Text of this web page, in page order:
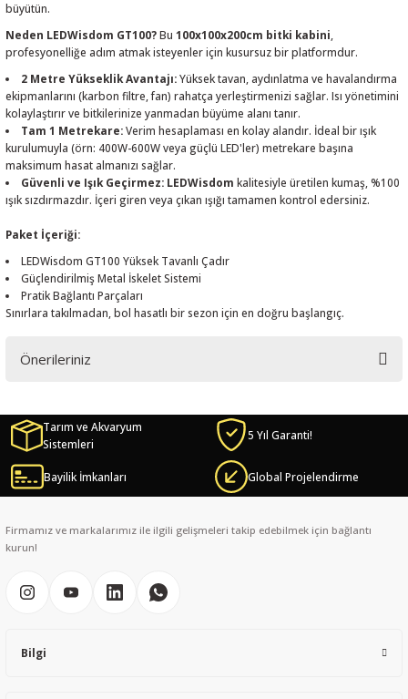
büyütün.
Neden LEDWisdom GT100?Bu 100x100x200cm bitki kabini
profesyonelliğe adım atmak isteyenler için kusursuz bir platformdur.
2 Metre Yükseklik Avantajı:Yüksek tavan, aydınlatma ve havalandırma
ekipmanlarını (karbon filtre, fan) rahatça yerleştirmenizi sağlar. Isı yönetimini
kolaylaştırır ve bitkilerinize yanmadan büyüme alanı tanır.
Tam 1 Metrekare:Verim hesaplaması en kolay alandır. İdeal bir ışık
kurulumuyla (örn: 400W-600W veya güçlü LED'ler) metrekare başına
maksimum hasat almanızı sağlar.
Güvenli ve Işık Geçirmez: LEDWisdom kalitesiyle üretilen kumaş, %100
ışık sızdırmazdır. İçeri giren veya çıkan ışığı tamamen kontrol edersiniz.
Paket İçeriği:
LEDWisdom GT100 Yüksek Tavanlı Çadır
Güçlendirilmiş Metal İskelet Sistemi
Pratik Bağlantı Parçaları
Sınırlara takılmadan, bol hasatlı bir sezon için en doğru başlangıç.
Önerileriniz
yetersiz gördüğünüz noktaları öneri formunu kullanarak tarafımıza
iletebilirsiniz.
Görüş ve önerileriniz için teşekkür ederiz.
Ürün resmi kalitesiz, bozuk veya görüntülenemiyor.
Ürün bilgilerinde hatalar bulunuyor.
Bu ürüne benzer farklı alternatifler olmalı.
Tarım ve Akvaryum
Sistemleri
5 Yıl Garanti!
Bayilik İmkanları Global Projelendirme
Firmamız ve markalarımız ile ilgili gelişmeleri takip edebilmek için bağlantı
kurun!
Bilgi